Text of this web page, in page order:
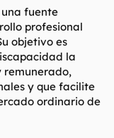
una fuente
profesional
objetivo es
la
remunerado,
y que facilite
ordinario de